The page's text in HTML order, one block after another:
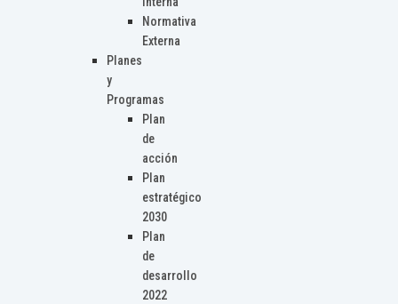
Normativa
Externa
Planes
y
Programas
Plan
de
acción
Plan
estratégico
2030
Plan
de
desarrollo
2022